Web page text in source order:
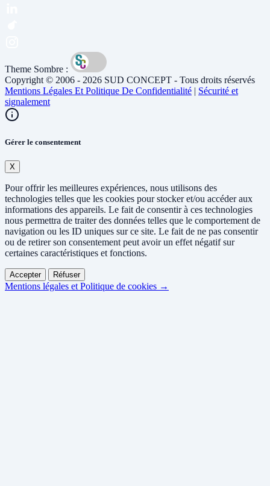
Theme Sombre :
Copyright © 2006 - 2026 SUD CONCEPT - Tous droits réservés
Mentions Légales Et Politique De Confidentialité | Sécurité et
signalement
Gérer le consentement
X
Pour offrir les meilleures expériences, nous utilisons des
technologies telles que les cookies pour stocker et/ou accéder aux
informations des appareils. Le fait de consentir à ces technologies
nous permettra de traiter des données telles que le comportement de
navigation ou les ID uniques sur ce site. Le fait de ne pas consentir
ou de retirer son consentement peut avoir un effet négatif sur
certaines caractéristiques et fonctions.
Accepter Réfuser
Mentions légales et Politique de cookies →